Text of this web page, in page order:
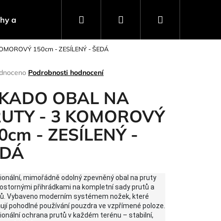
a návnady Stojany a signalizátory
Hledat PřihlášeníNákupní
150cm - ZESÍLENÝ - ŠEDÁ
Podrobnosti hodnocení
OBAL NA
- 3 KOMOROVÝ
- ZESÍLENÝ -
mimořádně odolný zpevněný obal na pruty
přihrádkami na kompletní sady prutů a
Vybaveno moderním systémem nožek, které
pohodlné používání pouzdra ve vzpřímené poloze.
ochrana prutů v každém terénu – stabilní,
Následující